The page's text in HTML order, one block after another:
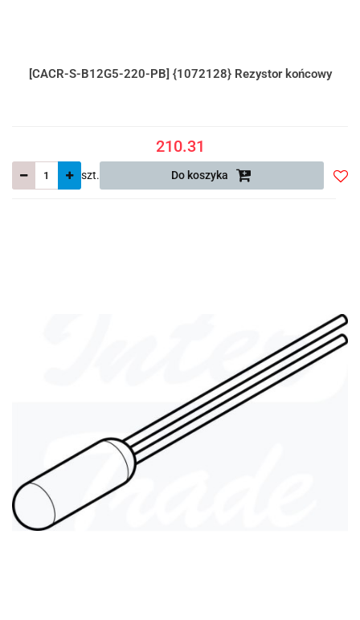
[CACR-S-B12G5-220-PB] {1072128} Rezystor końcowy
210.31
szt. Do koszyka